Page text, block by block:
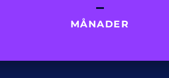
MÅNADER